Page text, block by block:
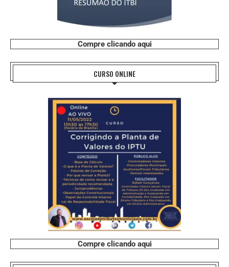
Compre clicando aqui
CURSO ONLINE
Compre clicando aqui